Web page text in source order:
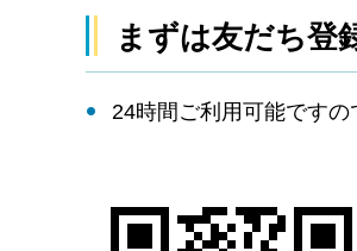
まずは友だち登
24時間ご利用可能です